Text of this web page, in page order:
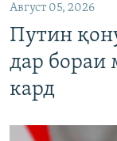
Август 05, 2026
Путин
дар бораи
кард